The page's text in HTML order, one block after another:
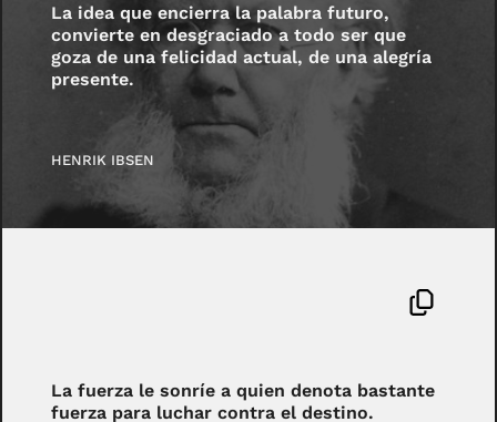
La idea que encierra la palabra futuro,
convierte en desgraciado a todo ser que
goza de una felicidad actual, de una alegría
presente.
HENRIK IBSEN
La fuerza le sonríe a quien denota bastante
fuerza para luchar contra el destino.